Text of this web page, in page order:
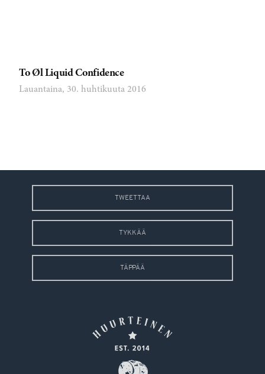
To Øl Liquid Confidence
Lauantaina, 30. huhtikuuta 2016
TWEETTAA
TYKKÄÄ
TÄPPÄÄ